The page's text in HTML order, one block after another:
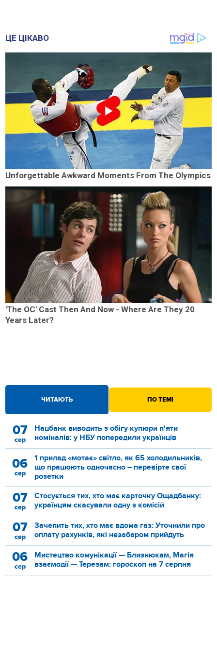
ЧИТАЮТЬ ПО ТЕМІ
07
сер
Нацбанк виводить з обігу купюри п'яти
номіналів: у НБУ попередили українців
06
сер
1 прилад «мотає» світло, як 65 холодильників,
що працюють одночасно – перевірте свої
розетки
07
сер
Стосується тих, хто має карточку Ощадбанку:
українцям скасували одну з комісій
07
сер
Зачепить тих, хто має вдома газ: Уточнили про
оплату рахунків, які незабаром прийдуть
06
сер
Мистецтво комунікації — Близнюкам, Магія
взаємодії — Терезам: гороскоп на 7 серпня
ЦЕ ЦІКАВО
Unforgettable Awkward Moments From The Olympics
'The OC' Cast Then And Now - Where Are They 20
Years Later?